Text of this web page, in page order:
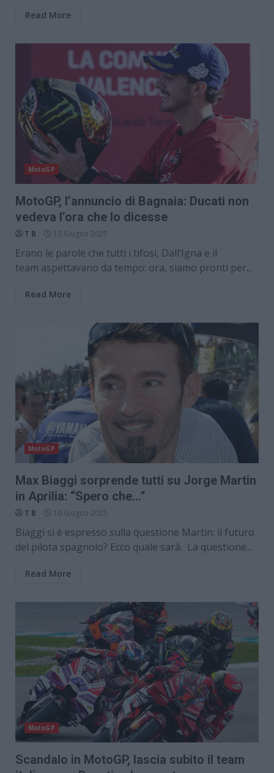
Read More
MotoGP
MotoGP, l’annuncio di Bagnaia: Ducati non
vedeva l’ora che lo dicesse
T B 13 Giugno 2025
Erano le parole che tutti i tifosi, Dall’Igna e il
team aspettavano da tempo: ora, siamo pronti per...
Read More
MotoGP
Max Biaggi sorprende tutti su Jorge Martin
in Aprilia: “Spero che…”
T B 10 Giugno 2025
Biaggi si è espresso sulla questione Martin: il futuro
del pilota spagnolo? Ecco quale sarà. La questione...
Read More
MotoGP
Scandalo in MotoGP, lascia subito il team